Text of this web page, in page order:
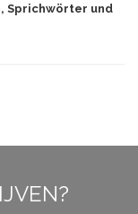
Sprichwörter und